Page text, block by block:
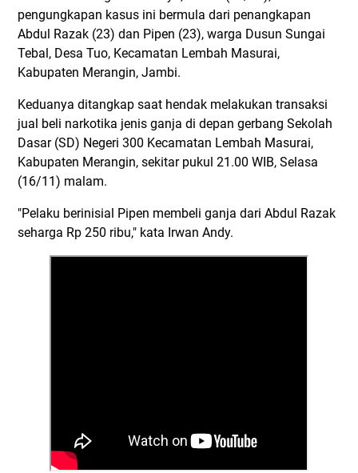
pengungkapan kasus ini bermula dari penangkapan
Abdul Razak (23) dan Pipen (23), warga Dusun Sungai
Tebal, Desa Tuo, Kecamatan Lembah Masurai,
Kabupaten Merangin, Jambi.
Keduanya ditangkap saat hendak melakukan transaksi
jual beli narkotika jenis ganja di depan gerbang Sekolah
Dasar (SD) Negeri 300 Kecamatan Lembah Masurai,
Kabupaten Merangin, sekitar pukul 21.00 WIB, Selasa
(16/11) malam.
"Pelaku berinisial Pipen membeli ganja dari Abdul Razak
seharga Rp 250 ribu," kata Irwan Andy.